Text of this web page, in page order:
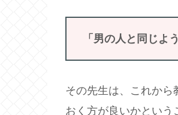
「男の人と同じよ
その先生は、これから
おく方が良いかという